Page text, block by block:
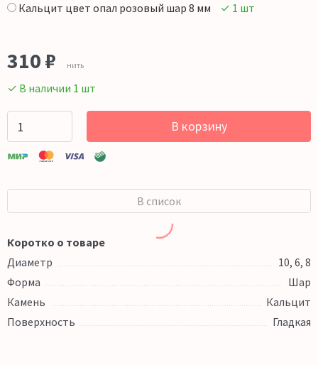
Кальцит цвет опал розовый шар 8 мм
✓ 1 шт
310₽ нить
✓ В наличии 1 шт
В корзину
В список
Коротко о товаре
Диаметр
10, 6, 8
Форма
Шар
Камень
Кальцит
Поверхность
Гладкая